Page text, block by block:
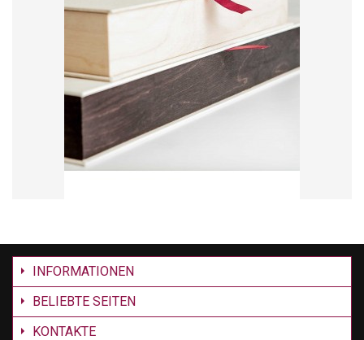
INFORMATIONEN
BELIEBTE SEITEN
KONTAKTE